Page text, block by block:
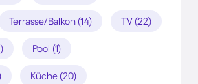
Terrasse/Balkon (14) TV (22)
Pool (1)
Küche (20)